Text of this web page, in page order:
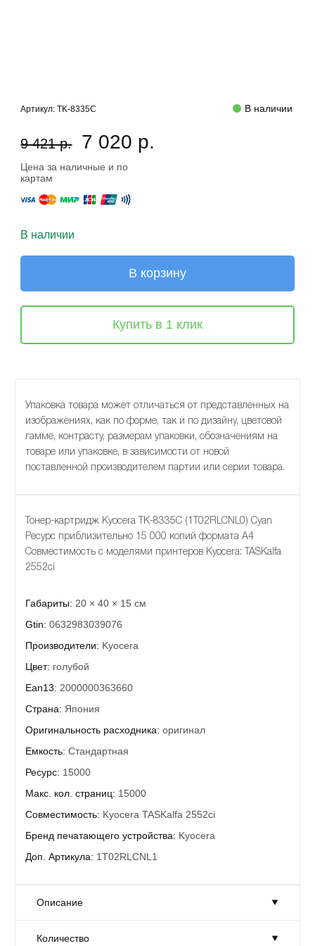
Артикул:TK-8335C В наличии
9 421 р. 7 020 р.
Цена за наличные и по
картам
В наличии
В корзину
Купить в 1 клик
Упаковка товара может отличаться от представленных на
изображениях, как по форме, так и по дизайну, цветовой
гамме, контрасту, размерам упаковки, обозначениям на
товаре или упаковке, в зависимости от новой
поставленной производителем партии или серии товара.
Тонер-картридж Kyocera TK-8335C (1T02RLCNL0) Cyan
Ресурс приблизительно 15 000 копий формата А4
Совместимость с моделями принтеров Kyocera: TASKalfa
2552ci
Габариты: 20 × 40 × 15 см
Gtin: 0632983039076
Производители: Kyocera
Цвет: голубой
Ean13: 2000000363660
Страна: Япония
Оригинальность расходника: оригинал
Емкость: Стандартная
Ресурс: 15000
Макс. кол. страниц: 15000
Совместимость: Kyocera TASKalfa 2552ci
Бренд печатающего устройства: Kyocera
Доп. Артикула: 1T02RLCNL1
Описание
Тонер-картридж Kyocera TK-8335C (1T02RLCNL0) Cyan
Количество